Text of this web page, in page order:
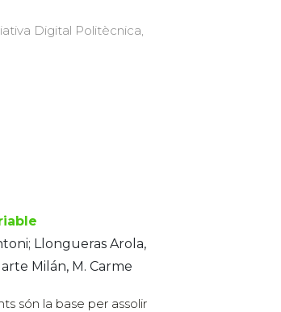
Digital Politècnica,
Llongueras Arola,
Milán, M. Carme
són la base per assolir